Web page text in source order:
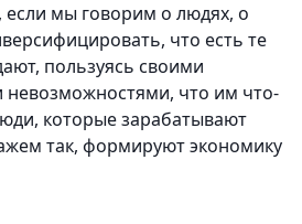
если мы говорим о людях, о
что есть те
пользуясь своими
что им что-
которые зарабатывают
так, формируют экономику